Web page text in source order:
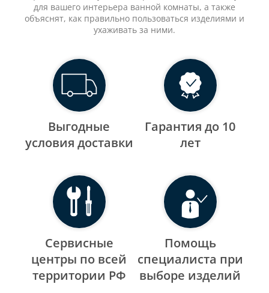
для вашего интерьера ванной комнаты, а также
объяснят, как правильно пользоваться изделиями и
ухаживать за ними.
Выгодные
уcловия доставки
Гарантия до 10
лет
Сервисные
центры по всей
территории РФ
Помощь
специалиста при
выборе изделий